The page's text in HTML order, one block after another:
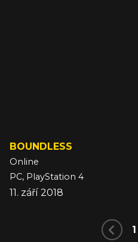
BOUNDLESS
Online
PC, PlayStation 4
11. září 2018
1